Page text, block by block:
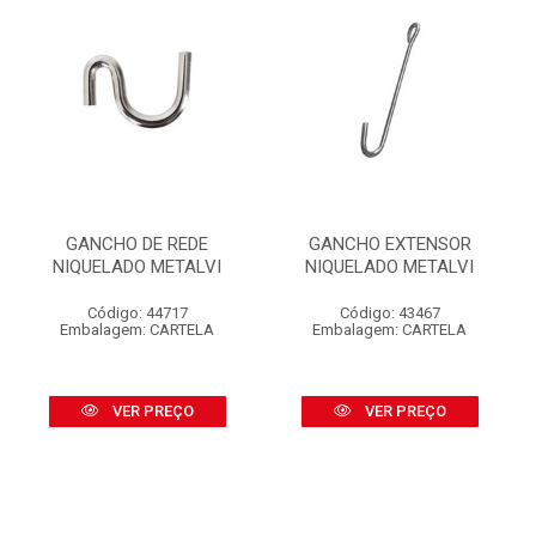
GANCHO DE REDE
NIQUELADO METALVI
Código: 44717
Embalagem: CARTELA
VER PREÇO
GANCHO EXTENSOR
NIQUELADO METALVI
Código: 43467
Embalagem: CARTELA
VER PREÇO